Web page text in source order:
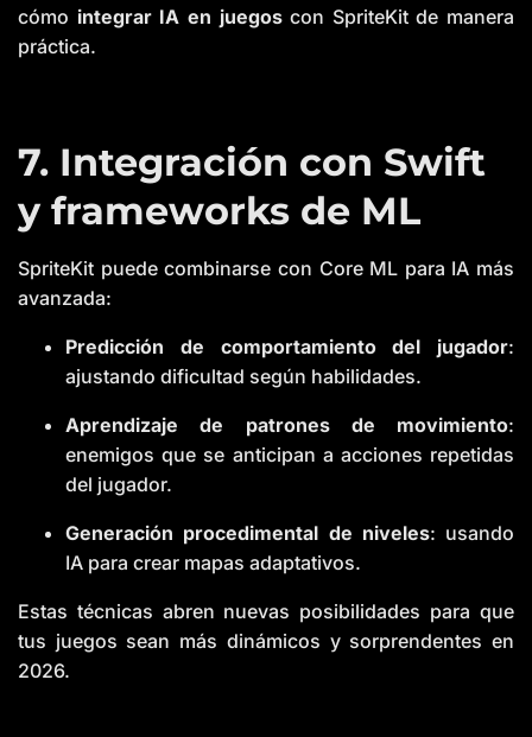
cómo integrar IA en juegos con SpriteKit de manera
práctica.
7. Integración con Swift
y frameworks de ML
SpriteKit puede combinarse con Core ML para IA más
avanzada:
Predicción de comportamiento del jugador:
ajustando dificultad según habilidades.
Aprendizaje de patrones de movimiento:
enemigos que se anticipan a acciones repetidas
del jugador.
Generación procedimental de niveles: usando
IA para crear mapas adaptativos.
Estas técnicas abren nuevas posibilidades para que
tus juegos sean más dinámicos y sorprendentes en
2026.